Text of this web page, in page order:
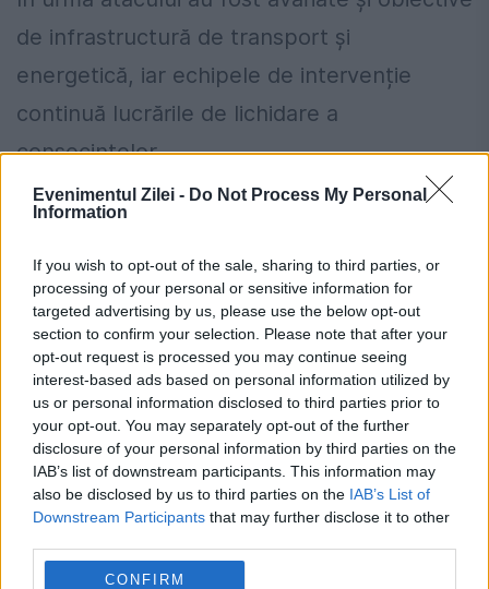
Evenimentul Zilei - Do Not Process My Personal
Information
If you wish to opt-out of the sale, sharing to third parties, or
processing of your personal or sensitive information for
targeted advertising by us, please use the below opt-out
section to confirm your selection. Please note that after your
opt-out request is processed you may continue seeing
interest-based ads based on personal information utilized by
us or personal information disclosed to third parties prior to
your opt-out. You may separately opt-out of the further
disclosure of your personal information by third parties on the
IAB’s list of downstream participants. This information may
also be disclosed by us to third parties on the IAB’s List of
Downstream Participants that may further disclose it to other
CONFIRM
de infrastructură de transport și
energetică, iar echipele de intervenție
continuă lucrările de lichidare a
consecințelor.
Cum verifici dacă ai datorii la Primărie?
restanțe la taxe și impozite
Regula pe care mulți români din
străinătate nu o cunosc despre
contribuțiile la pensie
atac granita republica moldova Sud